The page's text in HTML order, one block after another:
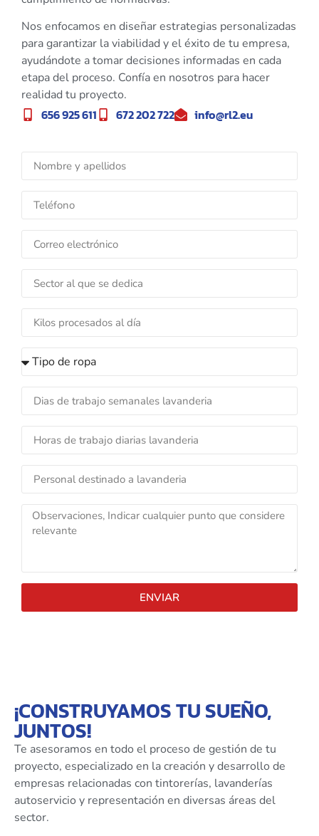
Nos enfocamos en diseñar estrategias personalizadas
para garantizar la viabilidad y el éxito de tu empresa,
ayudándote a tomar decisiones informadas en cada
etapa del proceso. Confía en nosotros para hacer
realidad tu proyecto.
656 925 611 672 202 722 info@rl2.eu
ENVIAR
¡CONSTRUYAMOS TU SUEÑO,
JUNTOS!
Te asesoramos en todo el proceso de gestión de tu
proyecto, especializado en la creación y desarrollo de
empresas relacionadas con tintorerías, lavanderías
autoservicio y representación en diversas áreas del
sector.